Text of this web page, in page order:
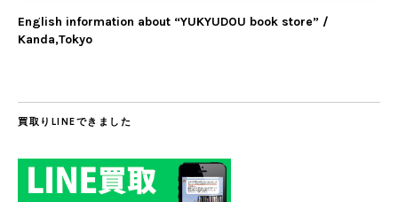
English information about “YUKYUDOU book store” /
Kanda,Tokyo
買取りLINEできました